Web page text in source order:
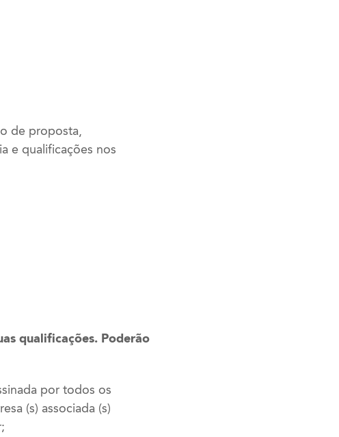
de proposta,
e qualificações nos
qualificações. Poderão
por todos os
(s) associada (s)